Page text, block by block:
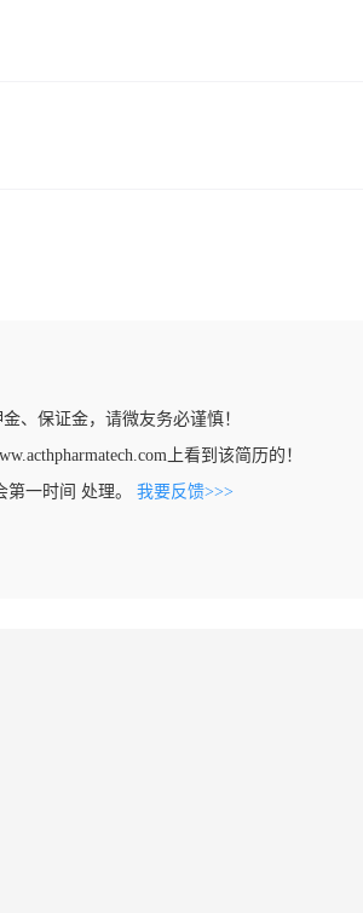
、保证金，请微友务必谨慎！
上看到该简历的！
第一时间 处理。 我要反馈>>>